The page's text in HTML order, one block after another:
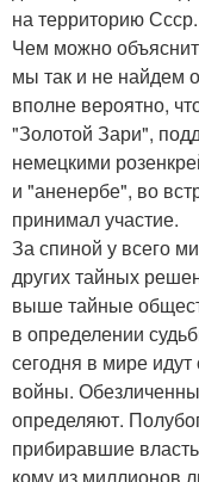
на территорию
Чем можно
мы так и не найдем
вполне вероятно,
"Золотой Зари",
немецкими
и "аненербе", во
принимал участие.
За спиной у всего
других тайных
выше тайные
в определении
сегодня в мире
войны.
определяют.
прибиравшие
кому из миллионов